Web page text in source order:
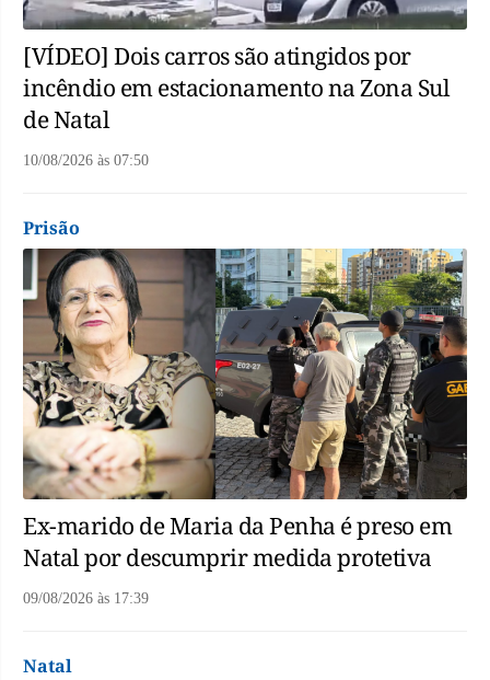
[VÍDEO] Dois carros são atingidos por
incêndio em estacionamento na Zona Sul
de Natal
10/08/2026 às 07:50
Prisão
Ex-marido de Maria da Penha é preso em
Natal por descumprir medida protetiva
09/08/2026 às 17:39
Natal